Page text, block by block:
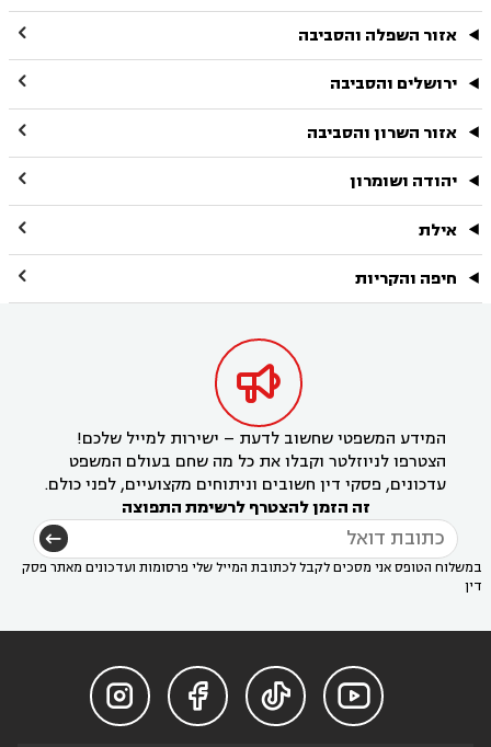
אזור השפלה והסביבה 
ירושלים והסביבה 
אזור השרון והסביבה 
יהודה ושומרון 
אילת 
חיפה והקריות 

המידע המשפטי שחשוב לדעת – ישירות למייל שלכם!
הצטרפו לניוזלטר וקבלו את כל מה שחם בעולם המשפט
עדכונים, פסקי דין חשובים וניתוחים מקצועיים, לפני כולם.
זה הזמן להצטרף לרשימת התפוצה
במשלוח הטופס אני מסכים לקבל לכתובת המייל שלי פרסומות ועדכונים מאתר פסק
דין



